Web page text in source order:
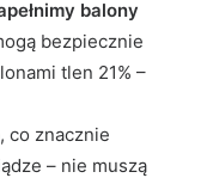
balony
bezpiecznie
tlen 21% –
co znacznie
– nie muszą